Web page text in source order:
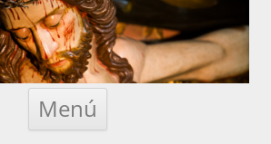
Menú
Saltar